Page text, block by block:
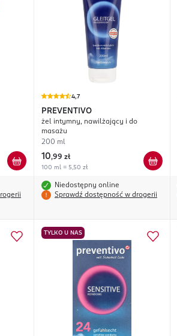
4,7
PREVENTIVO
żel intymny, nawilżający i do
masażu
200 ml
10,99 zł
100 ml = 5,50 zł
Niedostępny online
Sprawdź dostępność w drogerii
TYLKO U NAS